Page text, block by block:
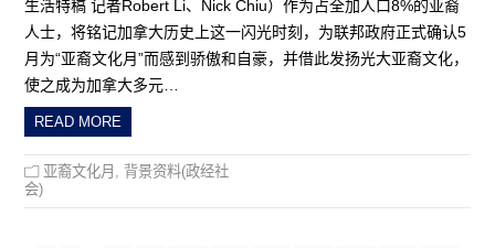
生活特稿 记者Robert Li、Nick Chiu）作为占全加人口8%的亚裔
人士，将铭记加拿大历史上这一闪光时刻，为联邦政府正式确认5
月为“亚裔文化月”而感到骄傲和自豪，并借此发扬光大亚裔文化，
使之成为加拿大多元…
READ MORE
亚裔文化月
背景资料(政经社
会)